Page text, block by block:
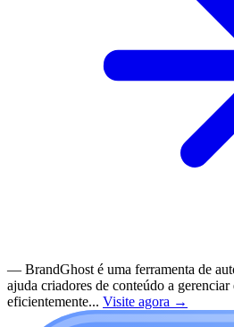
— BrandGhost é uma ferramenta de
ajuda criadores de conteúdo a gerenciar
eficientemente... Visite agora →